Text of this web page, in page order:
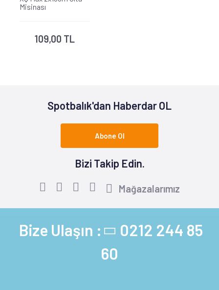
Misinası
109,00 TL
Spotbalık'dan Haberdar OL
Abone Ol
Bizi Takip Edin.
Mağazalarımız
Bize Ulaşın : 0212 244 85
60